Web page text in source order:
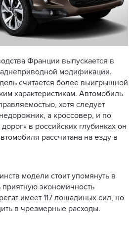
Франции выпускается в
модификации.
считается более выигрышной
характеристикам. Автомобиль
хотя следует
а кроссовер, и по
в российских глубинках он
рассчитана на езду в
модели стоит упомянуть в
экономичность
имеет 117 лошадиных сил, но
в чрезмерные расходы.